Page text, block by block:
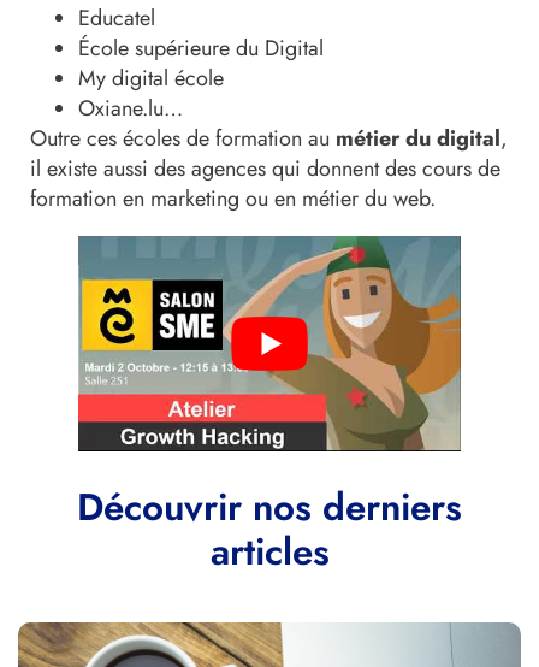
Educatel
École supérieure du Digital
My digital école
Oxiane.lu…
Outre ces écoles de formation au métier du digital,
il existe aussi des agences qui donnent des cours de
formation en marketing ou en métier du web.
Découvrir nos derniers
articles